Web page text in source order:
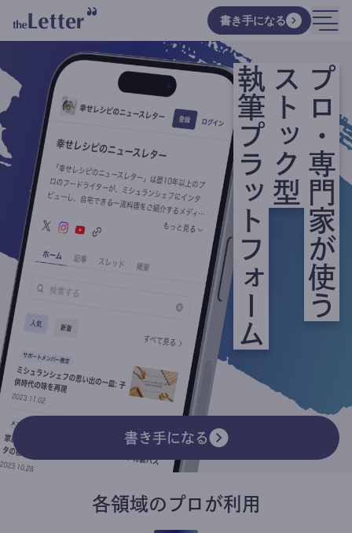
書き手になる
プロ・専門家が使う
ストック型
執筆プラットフォーム
書き手になる
各領域のプロが利用